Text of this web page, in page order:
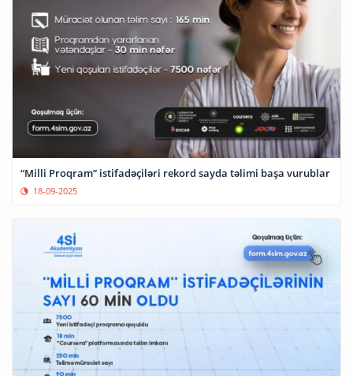
“Milli Proqram” istifadəçiləri rekord sayda təlimi başa vurublar
18-09-2025